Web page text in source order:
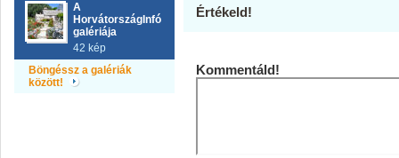
A
HorvátországInfó
galériája
42 kép
Böngéssz a galériák
között!
Értékeld!
Kommentáld!